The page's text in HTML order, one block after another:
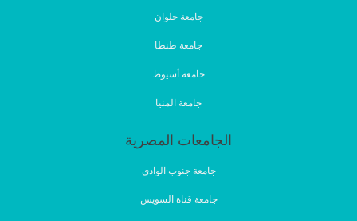
جامعة حلوان
جامعة طنطا
جامعة أسيوط
جامعة المنيا
الجامعات المصرية
جامعة جنوب الوادي
جامعة قناة السويس